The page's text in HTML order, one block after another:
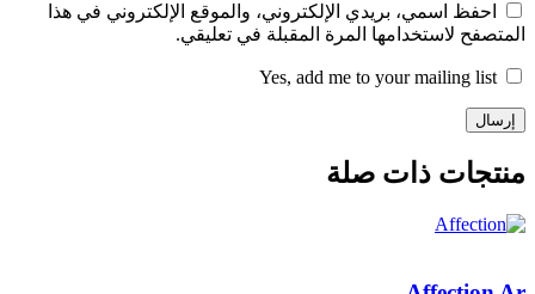
احفظ اسمي، بريدي الإلكتروني، والموقع الإلكتروني في هذا
المتصفح لاستخدامها المرة المقبلة في تعليقي.
منتجات ذات صلة